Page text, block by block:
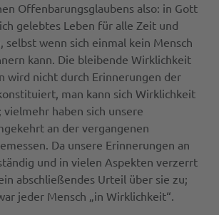
Offenbarungsglaubens also: in Gott
gelebtes Leben für alle Zeit und
selbst wenn sich einmal kein Mensch
kann. Die bleibende Wirklichkeit
wird nicht durch Erinnerungen der
man kann sich Wirklichkeit
vielmehr haben sich unsere
an der vergangenen
Da unsere Erinnerungen an
und in vielen Aspekten verzerrt
abschließendes Urteil über sie zu;
jeder Mensch „in Wirklichkeit“.